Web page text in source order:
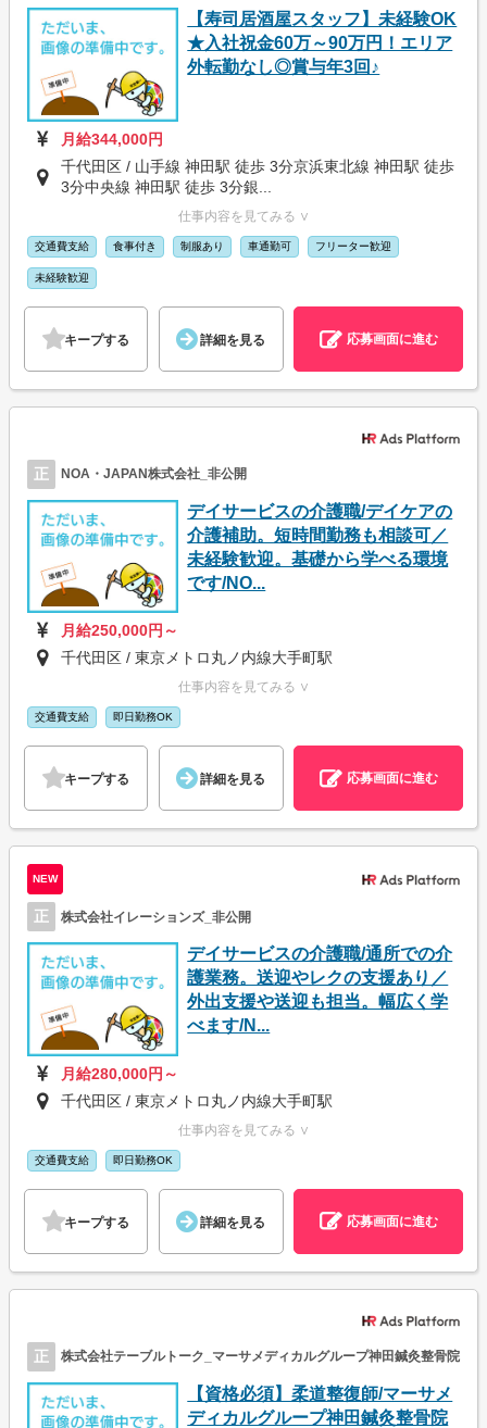
【寿司居酒屋スタッフ】未経験OK
★入社祝金60万～90万円！エリア
外転勤なし◎賞与年3回♪
月給344,000円
千代田区 / 山手線 神田駅 徒歩 3分京浜東北線 神田駅 徒歩
3分中央線 神田駅 徒歩 3分銀...
仕事内容を見てみる ∨
交通費支給 食事付き 制服あり 車通勤可 フリーター歓迎
未経験歓迎
キープする 詳細を見る 応募画面に進む
正 NOA・JAPAN株式会社_非公開
デイサービスの介護職/デイケアの
介護補助。短時間勤務も相談可／
未経験歓迎。基礎から学べる環境
です/NO...
月給250,000円～
千代田区 / 東京メトロ丸ノ内線大手町駅
仕事内容を見てみる ∨
交通費支給 即日勤務OK
キープする 詳細を見る 応募画面に進む
NEW
正 株式会社イレーションズ_非公開
デイサービスの介護職/通所での介
護業務。送迎やレクの支援あり／
外出支援や送迎も担当。幅広く学
べます/N...
月給280,000円～
千代田区 / 東京メトロ丸ノ内線大手町駅
仕事内容を見てみる ∨
交通費支給 即日勤務OK
キープする 詳細を見る 応募画面に進む
正 株式会社テーブルトーク_マーサメディカルグループ神田鍼灸整骨院
【資格必須】柔道整復師/マーサメ
ディカルグループ神田鍼灸整骨院